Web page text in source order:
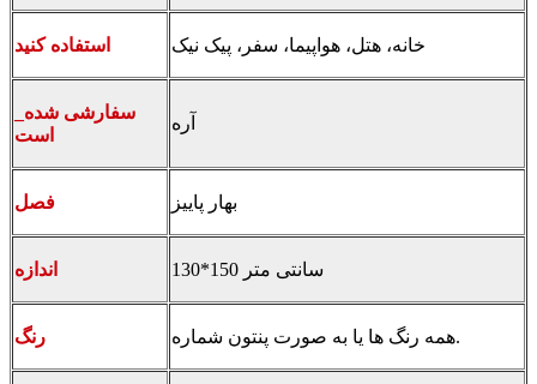
استفاده کنید خانه، هتل، هواپیما، سفر، پیک نیک
است
آره
فصل بهار پاییز
اندازه 130*150 سانتی متر
رنگ همه رنگ ها یا به صورت پنتون شماره.